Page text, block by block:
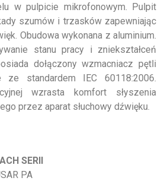
w pulpicie mikrofonowym. Pulpit
szumów i trzasków zapewniając
Obudowa wykonana z aluminium.
stanu pracy i zniekształceń
dołączony wzmacniacz pętli
ze standardem IEC 60118:2006.
wzrasta komfort słyszenia
przez aparat słuchowy dźwięku.
SERII
PA